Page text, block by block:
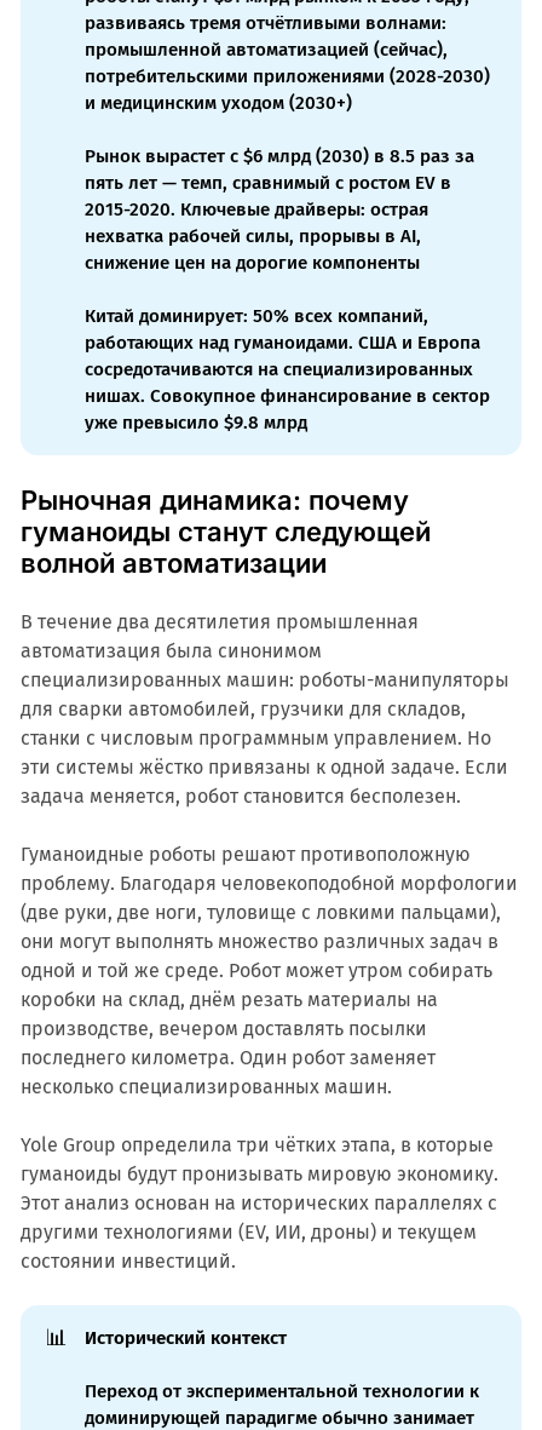
развиваясь тремя отчётливыми волнами:
промышленной автоматизацией (сейчас),
потребительскими приложениями (2028-2030)
и медицинским уходом (2030+)
Рынок вырастет с $6 млрд (2030) в 8.5 раз за
пять лет — темп, сравнимый с ростом EV в
2015-2020. Ключевые драйверы: острая
нехватка рабочей силы, прорывы в AI,
снижение цен на дорогие компоненты
Китай доминирует: 50% всех компаний,
работающих над гуманоидами. США и Европа
сосредотачиваются на специализированных
нишах. Совокупное финансирование в сектор
уже превысило $9.8 млрд
Рыночная динамика: почему
гуманоиды станут следующей
волной автоматизации
В течение два десятилетия промышленная
автоматизация была синонимом
специализированных машин: роботы-манипуляторы
для сварки автомобилей, грузчики для складов,
станки с числовым программным управлением. Но
эти системы жёстко привязаны к одной задаче. Если
задача меняется, робот становится бесполезен.
Гуманоидные роботы решают противоположную
проблему. Благодаря человекоподобной морфологии
(две руки, две ноги, туловище с ловкими пальцами),
они могут выполнять множество различных задач в
одной и той же среде. Робот может утром собирать
коробки на склад, днём резать материалы на
производстве, вечером доставлять посылки
последнего километра. Один робот заменяет
несколько специализированных машин.
Yole Group определила три чётких этапа, в которые
гуманоиды будут пронизывать мировую экономику.
Этот анализ основан на исторических параллелях с
другими технологиями (EV, ИИ, дроны) и текущем
состоянии инвестиций.
📊 Исторический контекст
Переход от экспериментальной технологии к
доминирующей парадигме обычно занимает